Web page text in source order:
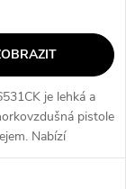
je lehká a
pistole
Nabízí
teploty od 50